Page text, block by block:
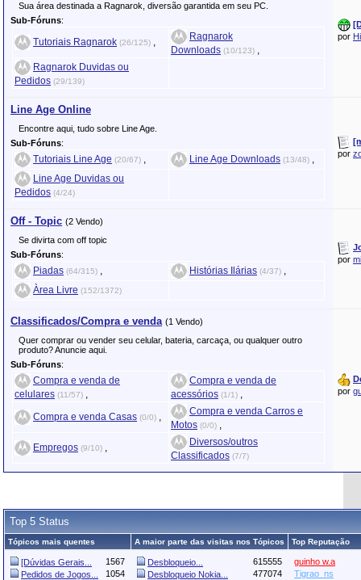
Sua área destinada a Ragnarok, diversão garantida em seu PC.
Sub-Fóruns:
Tutoriais Ragnarok (26/125)
Ragnarok
Downloads (10/123) ,
Ragnarok Duvidas ou
Pedidos (29/139)
por
Line Age Online
Encontre aqui, tudo sobre Line Age.
Sub-Fóruns:
Tutoriais Line Age (20/67) Line Age Downloads (13/48)
Line Age Duvidas ou
Pedidos (4/24)
por
Off - Topic (2 Vendo)
Se divirta com off topic
Sub-Fóruns:
Piadas (64/315) Histórias Ilárias (4/37)
Àrea Livre (152/1372)
por
Classificados/Compra e venda (1 Vendo)
Quer comprar ou vender seu celular, bateria, carcaça, ou qualquer outro
produto? Anuncie aqui.
Sub-Fóruns:
Compra e venda de
celulares (11/57) ,
Compra e venda de
acessórios (1/1) ,
Compra e venda Casas (0/0)
Compra e venda Carros e
Motos (0/0) ,
Empregos (9/10)
Diversos/outros
Classificados (7/7)
por
Top 5 Status
Tópicos mais quentes A maior parte das visitas nos Tópicos Top Reputação
[Dúvidas Gerais...
1567
Pedidos de Jogos...
1054
Desbloqueio...
615555
Desbloqueio Nokia...
477074
guinho w.a
Tigrao_ns